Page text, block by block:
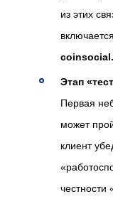
из этих
Этап
Первая
может
клиент
честности